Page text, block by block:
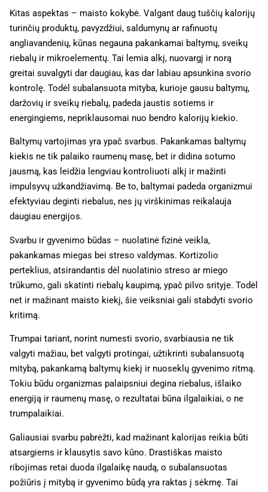
Kitas aspektas – maisto kokybė. Valgant daug tuščių kalorijų
turinčių produktų, pavyzdžiui, saldumynų ar rafinuotų
angliavandenių, kūnas negauna pakankamai baltymų, sveikų
riebalų ir mikroelementų. Tai lemia alkį, nuovargį ir norą
greitai suvalgyti dar daugiau, kas dar labiau apsunkina svorio
kontrolę. Todėl subalansuota mityba, kurioje gausu baltymų,
daržovių ir sveikų riebalų, padeda jaustis sotiems ir
energingiems, nepriklausomai nuo bendro kalorijų kiekio.
Baltymų vartojimas yra ypač svarbus. Pakankamas baltymų
kiekis ne tik palaiko raumenų masę, bet ir didina sotumo
jausmą, kas leidžia lengviau kontroliuoti alkį ir mažinti
impulsyvų užkandžiavimą. Be to, baltymai padeda organizmui
efektyviau deginti riebalus, nes jų virškinimas reikalauja
daugiau energijos.
Svarbu ir gyvenimo būdas – nuolatinė fizinė veikla,
pakankamas miegas bei streso valdymas. Kortizolio
perteklius, atsirandantis dėl nuolatinio streso ar miego
trūkumo, gali skatinti riebalų kaupimą, ypač pilvo srityje. Todėl
net ir mažinant maisto kiekį, šie veiksniai gali stabdyti svorio
kritimą.
Trumpai tariant, norint numesti svorio, svarbiausia ne tik
valgyti mažiau, bet valgyti protingai, užtikrinti subalansuotą
mitybą, pakankamą baltymų kiekį ir nuoseklų gyvenimo ritmą.
Tokiu būdu organizmas palaipsniui degina riebalus, išlaiko
energiją ir raumenų masę, o rezultatai būna ilgalaikiai, o ne
trumpalaikiai.
Galiausiai svarbu pabrėžti, kad mažinant kalorijas reikia būti
atsargiems ir klausytis savo kūno. Drastiškas maisto
ribojimas retai duoda ilgalaikę naudą, o subalansuotas
požiūris į mitybą ir gyvenimo būdą yra raktas į sėkmę. Tai